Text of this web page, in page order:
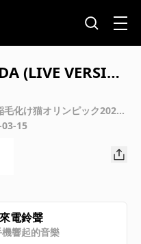
(LIVE VERSIO
毛化け猫オリンピック2022
VERSION)
15
電鈴聲
響起的音樂